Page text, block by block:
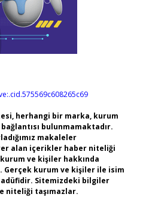
herhangi bir marka, kurum
bulunmamaktadır.
makaleler
alan içerikler haber niteliği
ve kişiler hakkında
Gerçek kurum ve kişiler ile isim
Sitemizdeki bilgiler
niteliği taşımazlar.